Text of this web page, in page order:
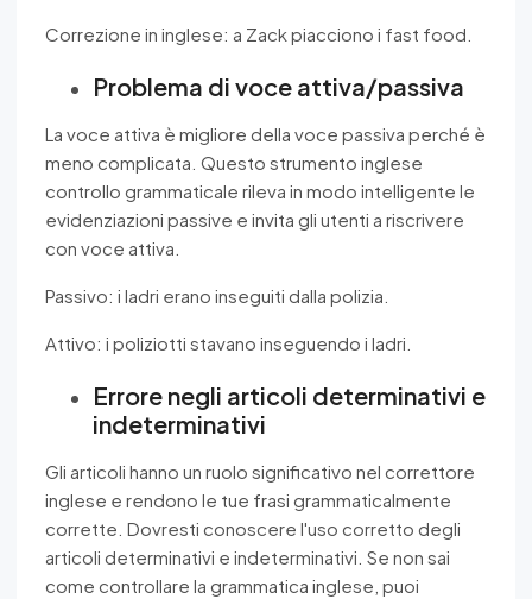
Correzione in inglese: a Zack piacciono i fast food.
Problema di voce attiva/passiva
La voce attiva è migliore della voce passiva perché è
meno complicata. Questo strumento inglese
controllo grammaticale rileva in modo intelligente le
evidenziazioni passive e invita gli utenti a riscrivere
con voce attiva.
Passivo: i ladri erano inseguiti dalla polizia.
Attivo: i poliziotti stavano inseguendo i ladri.
Errore negli articoli determinativi e
indeterminativi
Gli articoli hanno un ruolo significativo nel correttore
inglese e rendono le tue frasi grammaticalmente
corrette. Dovresti conoscere l'uso corretto degli
articoli determinativi e indeterminativi. Se non sai
come controllare la grammatica inglese, puoi